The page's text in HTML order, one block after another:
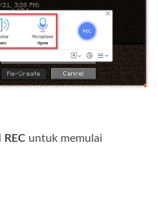
REC untuk memulai